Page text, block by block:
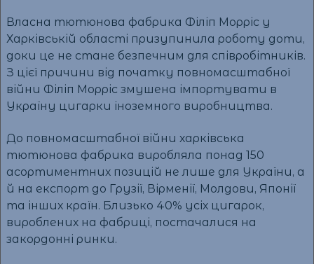
Власна тютюнова фабрика Філіп Морріс у
Харківській області призупинила роботу доти,
доки це не стане безпечним для співробітників.
З цієї причини від початку повномасштабної
війни Філіп Морріс змушена імпортувати в
Україну цигарки іноземного виробництва.
До повномасштабної війни харківська
тютюнова фабрика виробляла понад 150
асортиментних позицій не лише для України, а
й на експорт до Грузії, Вірменії, Молдови, Японії
та інших країн. Близько 40% усіх цигарок,
вироблених на фабриці, постачалися на
закордонні ринки.